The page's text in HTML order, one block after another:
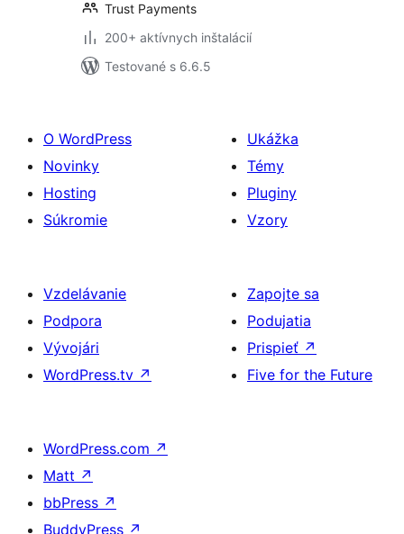
Trust Payments
200+ aktívnych inštalácií
Testované s 6.6.5
O WordPress
Novinky
Hosting
Súkromie
Ukážka
Témy
Pluginy
Vzory
Vzdelávanie
Podpora
Vývojári
WordPress.tv ↗
Zapojte sa
Podujatia
Prispieť ↗
Five for the Future
WordPress.com ↗
Matt ↗
bbPress ↗
BuddyPress ↗